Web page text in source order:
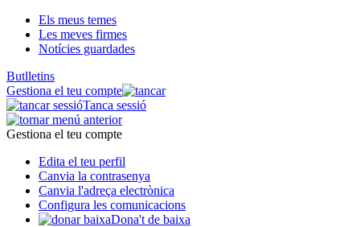
Els meus temes
Les meves firmes
Notícies guardades
Butlletins
Gestiona el teu compte
Tanca sessió
Gestiona el teu compte
Edita el teu perfil
Canvia la contrasenya
Canvia l'adreça electrònica
Configura les comunicacions
Dona't de baixa